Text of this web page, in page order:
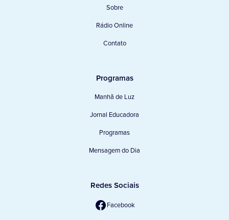
Sobre
Rádio Online
Contato
Programas
Manhã de Luz
Jornal Educadora
Programas
Mensagem do Dia
Redes Sociais
Facebook